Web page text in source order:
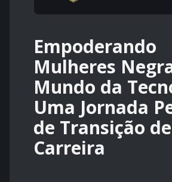
Empoderando
Mulheres
Mundo da
Uma Jornada
de Transição de
Carreira